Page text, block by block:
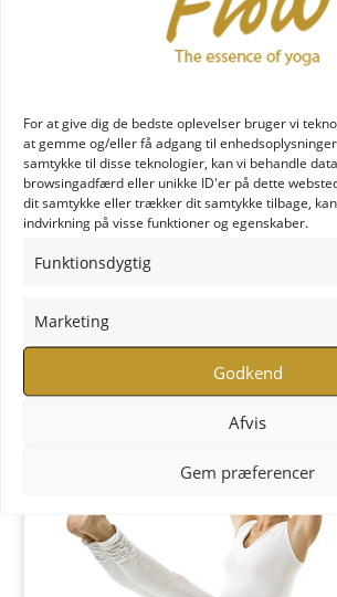
For at give dig de bedste oplevelser bruger vi
at gemme og/eller få adgang til
samtykke til disse teknologier, kan vi behandle
browsingadfærd eller unikke ID'er på dette
dit samtykke eller trækker dit samtykke tilbage,
indvirkning på visse funktioner og egenskaber.
Funktionsdygtig
Marketing
Godkend
Afvis
Gem præferencer
YOGA læreruddannelse
YOGA uddannelse - læs mere
YOGA Retreats